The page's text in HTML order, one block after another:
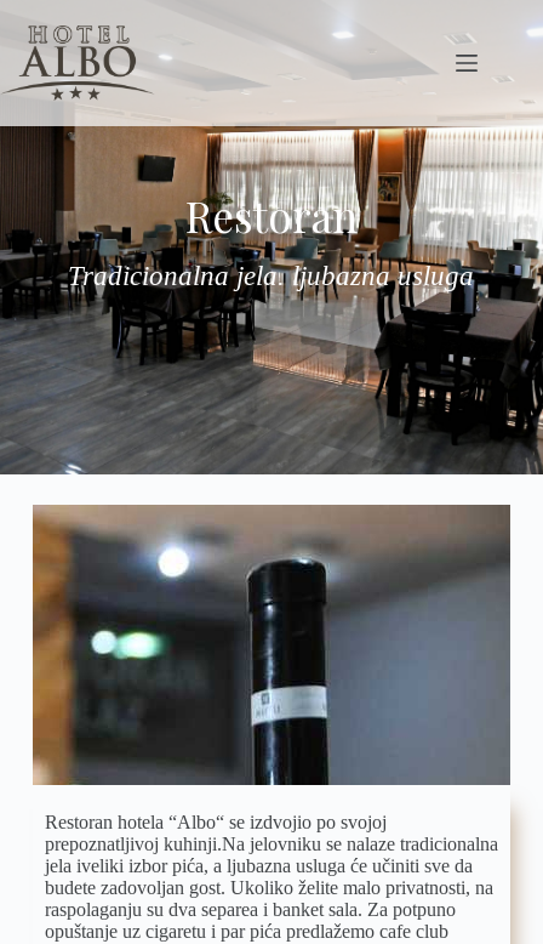
Restoran
Tradicionalna jela. ljubazna usluga
Restoran hotela “Albo“ se izdvojio po svojoj
prepoznatljivoj kuhinji.Na jelovniku se nalaze tradicionalna
jela iveliki izbor pića, a ljubazna usluga će učiniti sve da
budete zadovoljan gost. Ukoliko želite malo privatnosti, na
raspolaganju su dva separea i banket sala. Za potpuno
opuštanje uz cigaretu i par pića predlažemo cafe club